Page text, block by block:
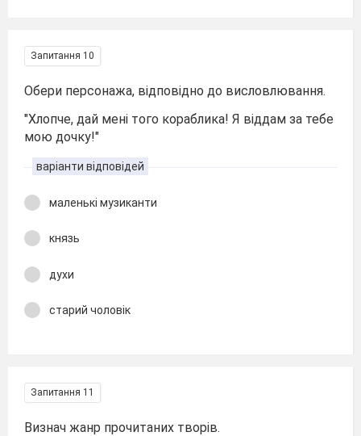
Запитання 10
Обери персонажа, відповідно до висловлювання.
"Хлопче, дай мені того кораблика! Я віддам за тебе
мою дочку!"
варіанти відповідей
маленькі музиканти
князь
духи
старий чоловік
Запитання 11
Визнач жанр прочитаних творів.